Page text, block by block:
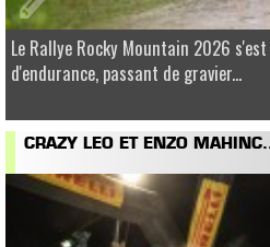
Le Rallye Rocky Mountain 2026
d'endurance, passant de gravier...
CRAZY LEO ET ENZO